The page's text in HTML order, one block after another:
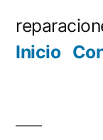
Inicio